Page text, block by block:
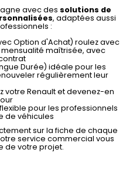
avec des solutions de
, adaptées aussi
:
Option d'Achat) roulez avec
maîtrisée, avec
Durée) idéale pour les
régulièrement leur
votre Renault et devenez-en
pour les professionnels
de véhicules
sur la fiche de chaque
service commercial vous
de votre projet.